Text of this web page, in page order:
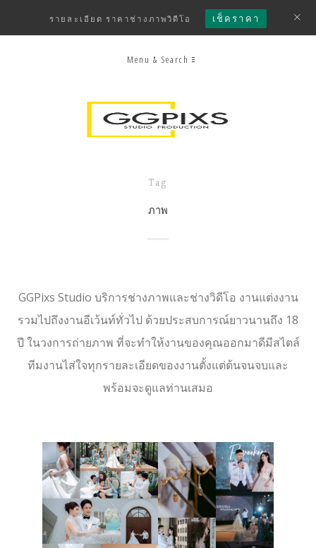
รายละเอียด ราคาช่างภาพวิดีโอ เช็คราคา
Menu & Search
Tag
ภาพ
GGPixs Studio บริการช่างภาพและช่างวิดีโอ งานแต่งงาน
รวมไปถึงงานอีเว้นท์ทั่วไป ด้วยประสบการณ์ยาวนานถึง 18
ปี ในวงการถ่ายภาพ ที่จะทำให้งานของคุณออกมาดีมีสไตล์
ทีมงานไส่ใจทุกรายละเอียดของงานตั้งแต่ต้นจนจบและ
พร้อมจะดูแลท่านเสมอ